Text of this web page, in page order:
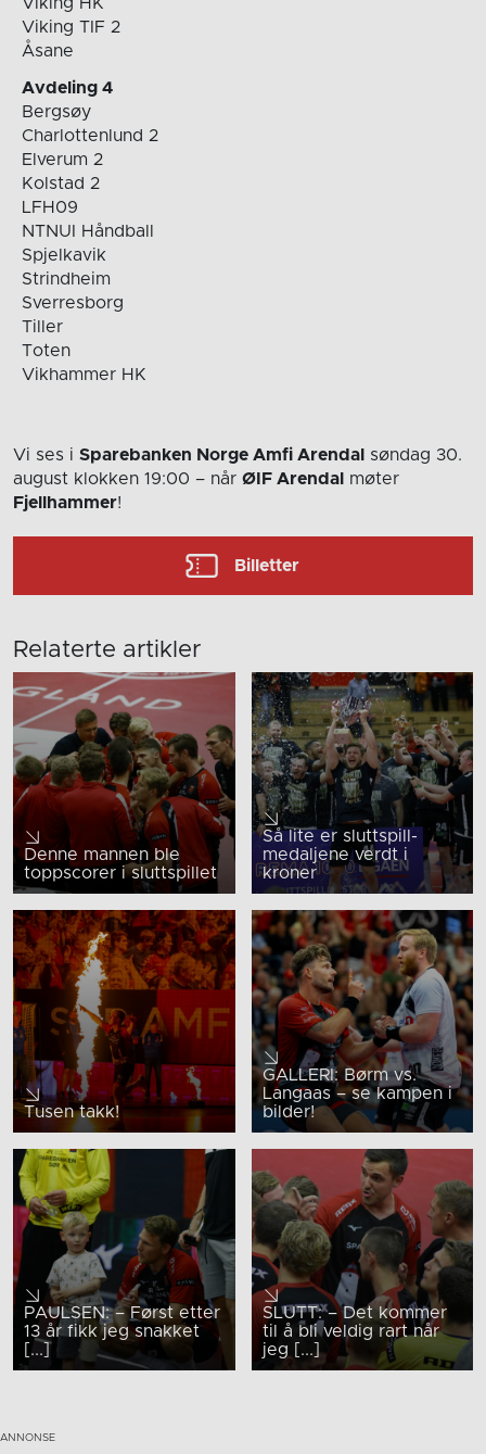
Viking HK
Viking TIF 2
Åsane
Avdeling 4
Bergsøy
Charlottenlund 2
Elverum 2
Kolstad 2
LFH09
NTNUI Håndball
Spjelkavik
Strindheim
Sverresborg
Tiller
Toten
Vikhammer HK
Vi ses i Sparebanken Norge Amfi Arendal
søndag 30.
august klokken 19:00 – når ØIF Arendal
møter
Fjellhammer!
Billetter
Relaterte artikler
Denne mannen ble
toppscorer i sluttspillet
Så lite er sluttspill-
medaljene verdt i
kroner
Tusen takk!
GALLERI: Børm vs.
Langaas – se kampen i
bilder!
PAULSEN: – Først etter
13 år fikk jeg snakket
[...]
SLUTT: – Det kommer
til å bli veldig rart når
jeg [...]